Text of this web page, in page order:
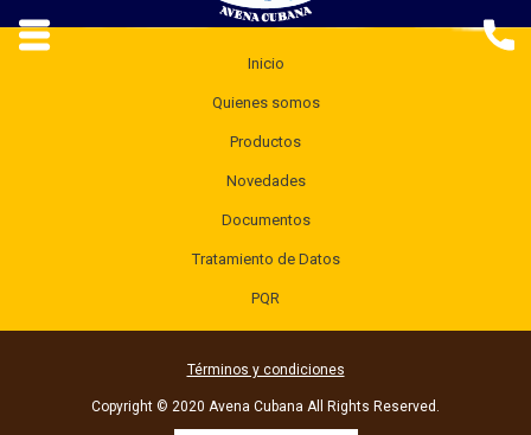
Inicio
Quienes somos
Productos
Novedades
Documentos
Tratamiento de Datos
PQR
Términos y condiciones
Copyright © 2020 Avena Cubana All Rights Reserved.